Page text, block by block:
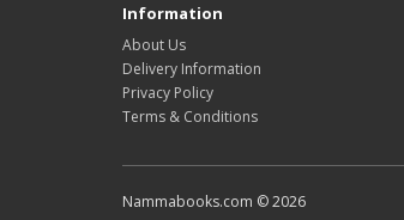
Information
About Us
Delivery Information
Privacy Policy
Terms & Conditions
Nammabooks.com © 2026